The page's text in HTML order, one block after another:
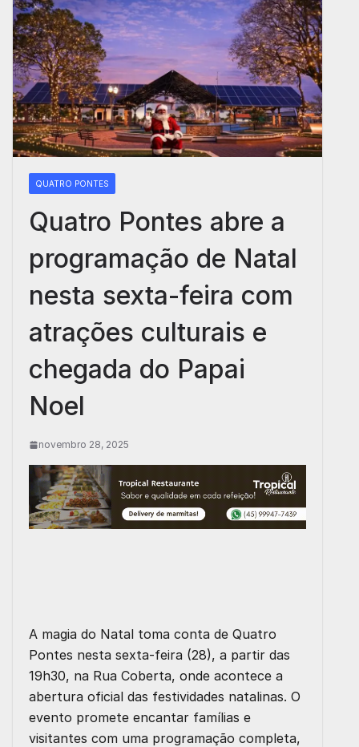
QUATRO PONTES
Quatro Pontes abre a
programação de Natal
nesta sexta-feira com
atrações culturais e
chegada do Papai
Noel
novembro 28, 2025
A magia do Natal toma conta de Quatro
Pontes nesta sexta-feira (28), a partir das
19h30, na Rua Coberta, onde acontece a
abertura oficial das festividades natalinas. O
evento promete encantar famílias e
visitantes com uma programação completa,